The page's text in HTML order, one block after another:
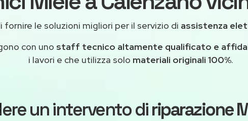
fornire le soluzioni migliori per il servizio di assistenza
con uno staff tecnico altamente qualificato e
i lavori e che utilizza solo materiali originali 100%.
un intervento diriparazione